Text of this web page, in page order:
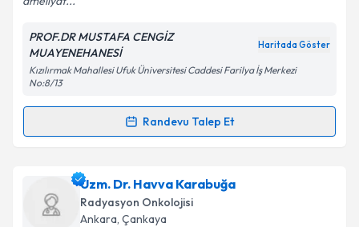
Kişisel verilerimin işlenmesine ilişkin
Metni'ni okudum ve kişisel verilerimin belirtilen
Takvim Talebini Gönder
PROF.DR MUSTAFA CENGİZ
MUAYENEHANESİ
Haritada Göster
Kızılırmak Mahallesi Ufuk Üniversitesi Caddesi Farilya İş Merkezi
No:8/13
Randevu Talep Et
Randevu Takvimi Talebi
Prof. Dr. Mustafa Cengiziçin randevu takvimi talebi
oluşturun. Size bu uzmandan randevu almanız için bir
takvim hazırlandığında e-posta ile bilgilendireceğiz.
Uzm. Dr. Havva Karabuğa
Radyasyon Onkolojisi
Ankara, Çankaya